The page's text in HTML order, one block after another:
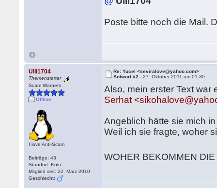
Poste bitte noch die Mail.
Ulli1704
Themenstarter
Scam Warners
Offline
I love Anti-Scam
Beiträge: 43
Standort: Köln
Mitglied seit: 22. März 2010
Geschlecht:
Re: Yucel <seviralove@yahoo.com>
Antwort #2 -27. Oktober 2011 um 01:30
Also, mein erster Text war
Serhat
Angeblich hätte sie mich
Weil ich sie fragte, woher
WOHER BEKOMMEN